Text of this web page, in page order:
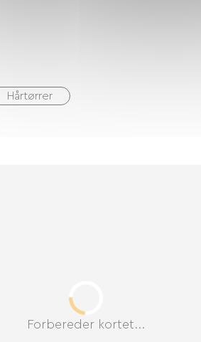
Hårtørrer
Forbereder kortet...